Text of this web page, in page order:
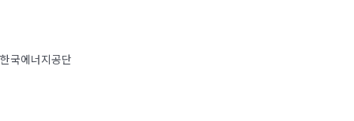
한국에너지공단